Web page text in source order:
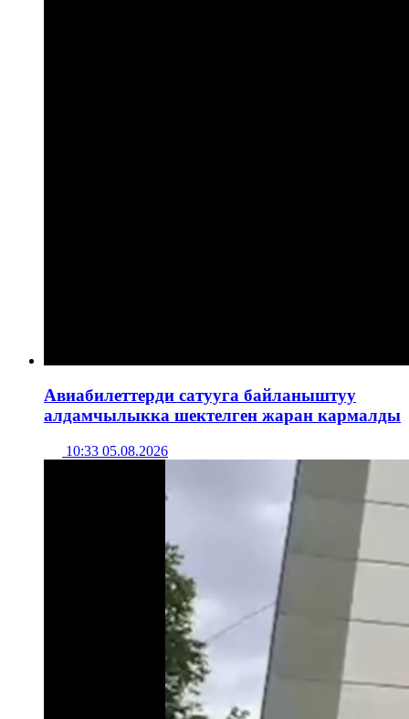
Авиабилеттерди сатууга байланыштуу
алдамчылыкка шектелген жаран кармалды
10:33 05.08.2026